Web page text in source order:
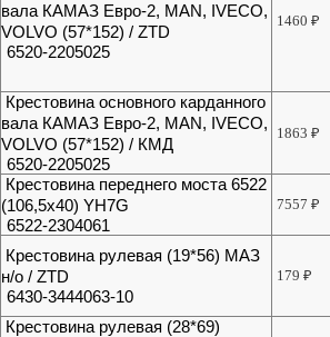
вала КАМАЗ Евро-2, МАN, IVECO,
VOLVO (57*152) / ZTD
6520-2205025
1460₽
Крестовина основного карданного
вала КАМАЗ Евро-2, МАN, IVECO,
VOLVO (57*152) / КМД
6520-2205025
1863₽
Крестовина переднего моста 6522
(106,5х40) YH7G
6522-2304061
7557₽
Крестовина рулевая (19*56) МАЗ
н/о / ZTD
6430-3444063-10
179₽
Крестовина рулевая (28*69)